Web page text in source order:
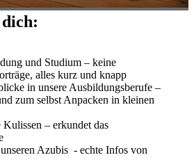
und Studium – keine
alles kurz und knapp
in unsere Ausbildungsberufe –
zum selbst Anpacken in kleinen
– erkundet das
Azubis - echte Infos von